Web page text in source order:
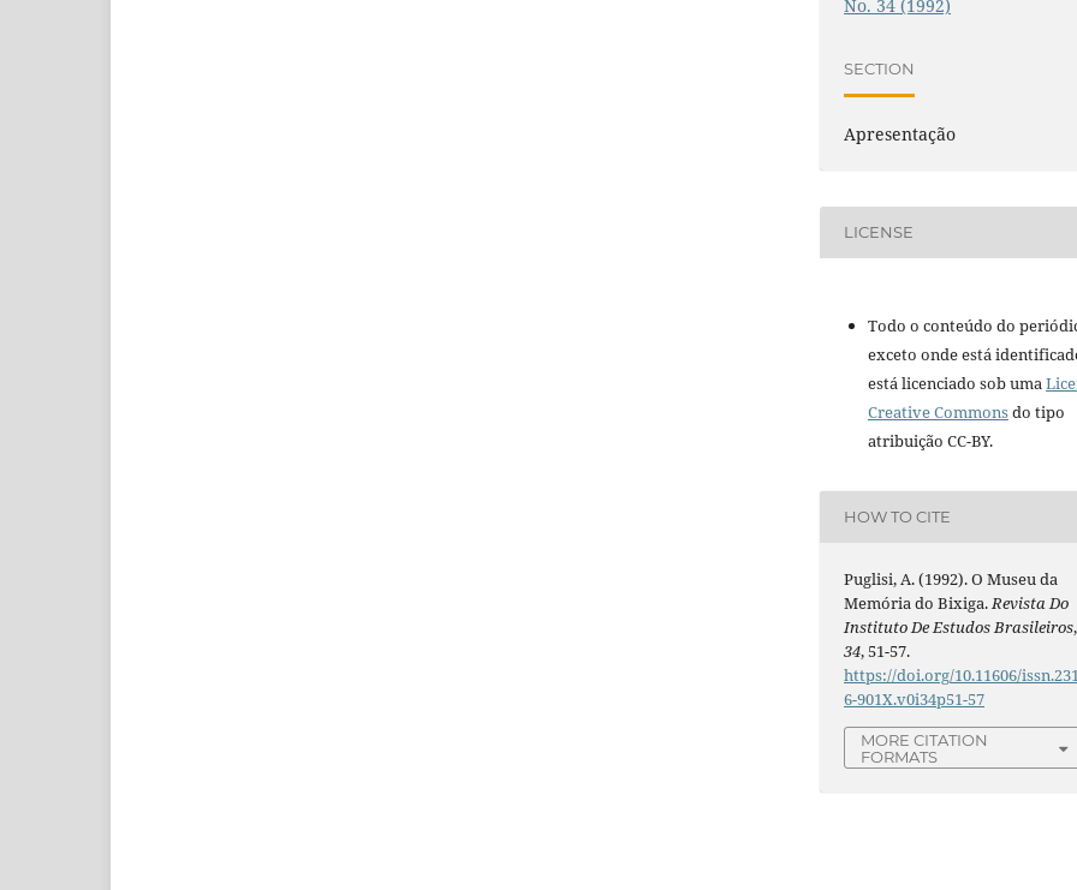
No. 34 (1992)
SECTION
Apresentação
LICENSE
Todo o conteúdo do
exceto onde está
está licenciado sob uma
Creative Commonsdo tipo
atribuição CC-BY.
HOW TO CITE
Puglisi, A. (1992). O Museu da
Memória do Bixiga. Revista Do
Instituto De Estudos Brasileiros,
34, 51-57.
https://doi.org/10.11606/
6-901X.v0i34p51-57
MORE CITATION
FORMATS